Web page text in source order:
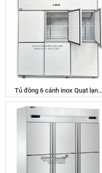
Tủ đông 6 cánh inox Quạt lạnh
SLLDZ4-1300LD